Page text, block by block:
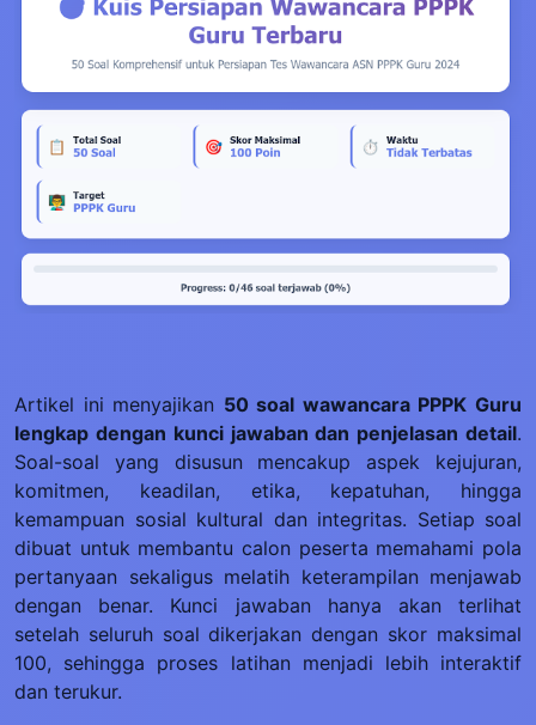
Artikel ini menyajikan 50 soal wawancara PPPK Guru
lengkap dengan kunci jawaban dan penjelasan detail.
Soal-soal yang disusun mencakup aspek kejujuran,
komitmen, keadilan, etika, kepatuhan, hingga
kemampuan sosial kultural dan integritas. Setiap soal
dibuat untuk membantu calon peserta memahami pola
pertanyaan sekaligus melatih keterampilan menjawab
dengan benar. Kunci jawaban hanya akan terlihat
setelah seluruh soal dikerjakan dengan skor maksimal
100, sehingga proses latihan menjadi lebih interaktif
dan terukur.